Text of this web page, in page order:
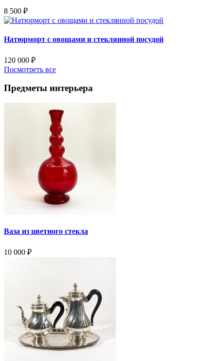
8 500 ₽
Натюрморт с овощами и стеклянной посудой
120 000 ₽
Посмотреть все
Предметы интерьера
Ваза из цветного стекла
10 000 ₽